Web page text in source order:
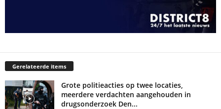
Gerelateerde items
Grote politieacties op twee locaties,
meerdere verdachten aangehouden in
drugsonderzoek Den...